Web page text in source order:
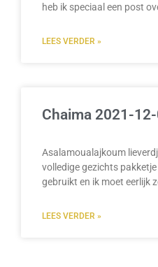
heb ik speciaal een post
LEES VERDER »
Chaima 2021-
Asalamoualajkoum
volledige gezichts
gebruikt en ik moet eerlijk
LEES VERDER »